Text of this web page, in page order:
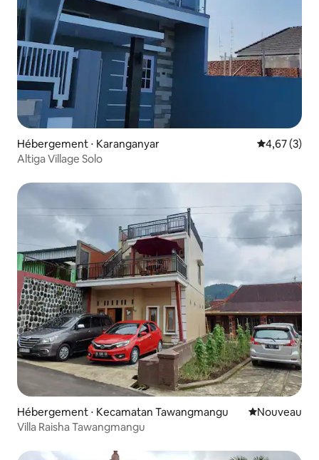
Hébergement ⋅ Karanganyar Évaluation
4,67 (3)
Altiga Village Solo
Hébergement ⋅ Kecamatan Tawangmangu Nouvel
Nouveau
Villa Raisha Tawangmangu